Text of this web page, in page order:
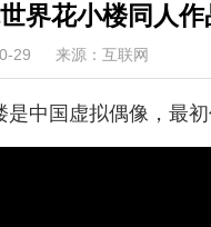
界花小楼同人作
29 来源：互联网
是中国虚拟偶像，最